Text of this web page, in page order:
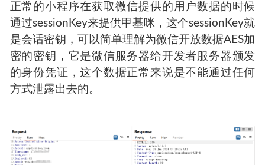
正常的小程序在获取微信提供的用户数据的时候
通过sessionKey来提供甲基咪，这个sessionKey就
是会话密钥，可以简单理解为微信开放数据AES加
密的密钥，它是微信服务器给开发者服务器颁发
的身份凭证，这个数据正常来说是不能通过任何
方式泄露出去的。